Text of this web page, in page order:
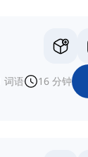
词语 16 分钟